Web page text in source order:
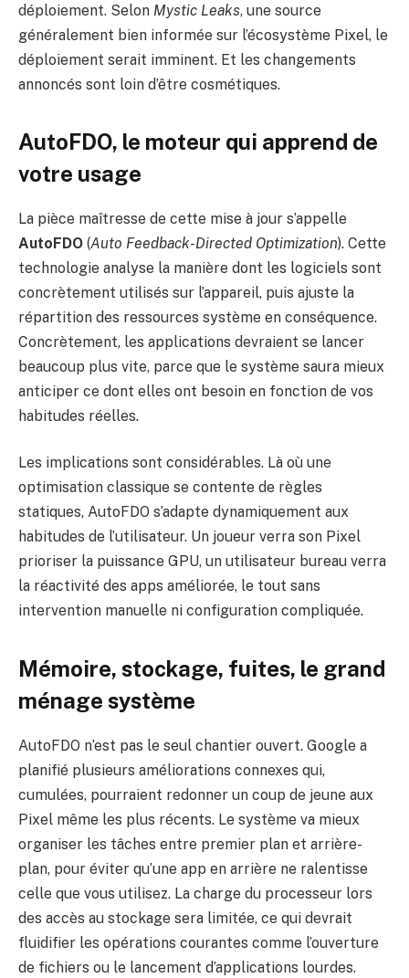
déploiement. Selon Mystic Leaks, une source
généralement bien informée sur l’écosystème Pixel, le
déploiement serait imminent. Et les changements
annoncés sont loin d’être cosmétiques.
AutoFDO, le moteur qui apprend de
votre usage
La pièce maîtresse de cette mise à jour s’appelle
AutoFDO (Auto Feedback-Directed Optimization). Cette
technologie analyse la manière dont les logiciels sont
concrètement utilisés sur l’appareil, puis ajuste la
répartition des ressources système en conséquence.
Concrètement, les applications devraient se lancer
beaucoup plus vite, parce que le système saura mieux
anticiper ce dont elles ont besoin en fonction de vos
habitudes réelles.
Les implications sont considérables. Là où une
optimisation classique se contente de règles
statiques, AutoFDO s’adapte dynamiquement aux
habitudes de l’utilisateur. Un joueur verra son Pixel
prioriser la puissance GPU, un utilisateur bureau verra
la réactivité des apps améliorée, le tout sans
intervention manuelle ni configuration compliquée.
Mémoire, stockage, fuites, le grand
ménage système
AutoFDO n’est pas le seul chantier ouvert. Google a
planifié plusieurs améliorations connexes qui,
cumulées, pourraient redonner un coup de jeune aux
Pixel même les plus récents. Le système va mieux
organiser les tâches entre premier plan et arrière-
plan, pour éviter qu’une app en arrière ne ralentisse
celle que vous utilisez. La charge du processeur lors
des accès au stockage sera limitée, ce qui devrait
fluidifier les opérations courantes comme l’ouverture
de fichiers ou le lancement d’applications lourdes.